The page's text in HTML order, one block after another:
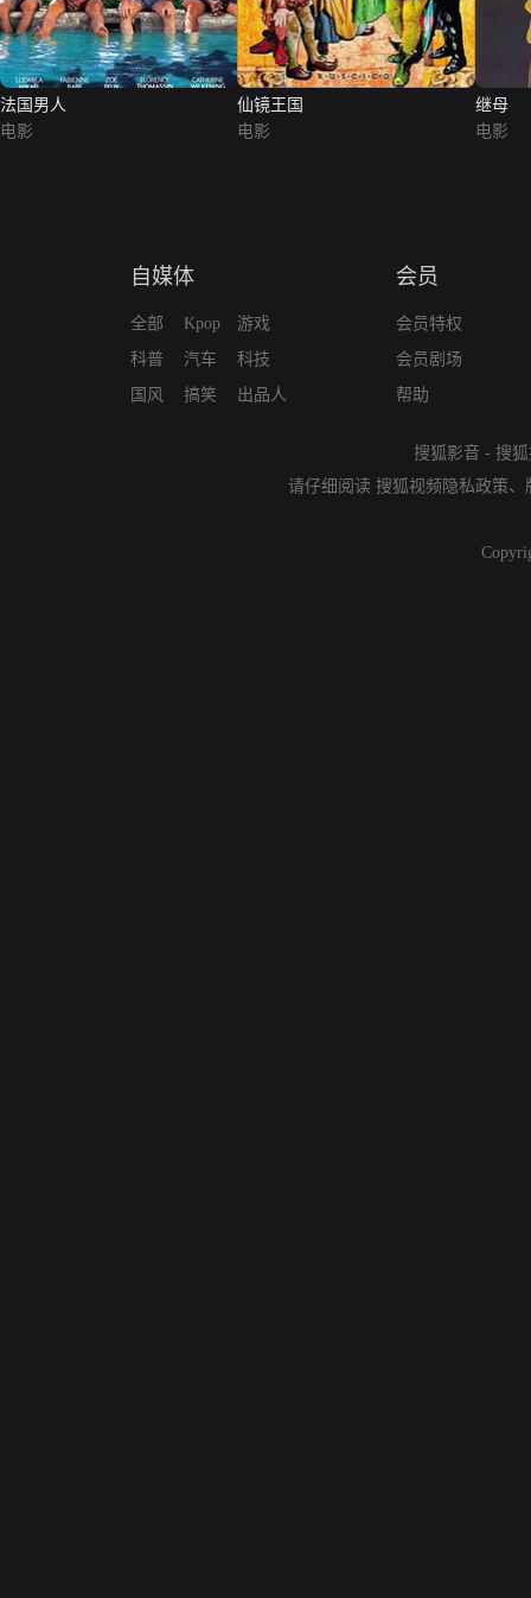
法国男人
电影
仙镜王国
电影
继母
电影
自媒体
全部
科普
国风
Kpop
汽车
搞笑
游戏
科技
出品人
会员
会员特权
会员剧场
帮助
搜狐影音 - 搜
请仔细阅读 搜狐视频隐私政策、